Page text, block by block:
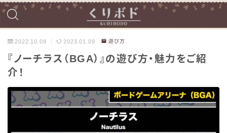
2022.10.09 2023.01.09 遊び方
『ノーチラス（BGA）』の遊び方・魅力をご紹
介！